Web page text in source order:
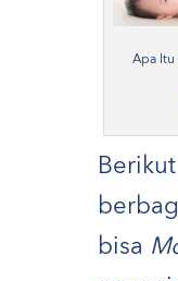
Apa Itu
bisa